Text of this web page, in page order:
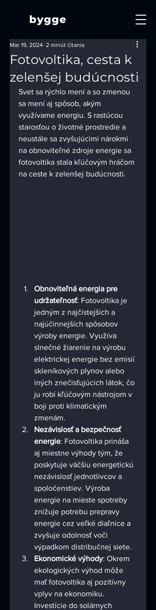
bygge
Fotovoltika, cesta k
zelenšej budúcnosti
Mar 19, 2024 2 minút čítania
Svet sa rýchlo mení a so zmenou
sa mení aj spôsob, akým
využívame energiu. S rastúcou
starosťou o životné prostredie a
neustále sa zvyšujúcimi nárokmi
na obnoviteľné zdroje energie sa
fotovoltika stala kľúčovým hráčom
na ceste k zelenšej budúcnosti.
Obnoviteľná energia pre
udržateľnosť: Fotovoltika je
jedným z najčistejších a
najúčinnejších spôsobov
výroby energie. Využíva
slnečné žiarenie na výrobu
elektrickej energie bez emisií
skleníkových plynov alebo
iných znečisťujúcich látok, čo
ju robí kľúčovým nástrojom v
boji proti klimatickým
zmenám.
Nezávislosť a bezpečnosť
energie: Fotovoltika prináša
aj miestne výhody tým, že
poskytuje väčšiu energetickú
nezávislosť jednotlivcov a
spoločenstiev. Výroba
energie na mieste spotreby
znižuje potrebu prepravy
energie cez veľké diaľnice a
zvyšuje odolnosť voči
výpadkom distribučnej siete.
Ekonomické výhody: Okrem
ekologických výhod môže
mať fotovoltika aj pozitívny
vplyv na ekonomiku.
Investície do solárnych